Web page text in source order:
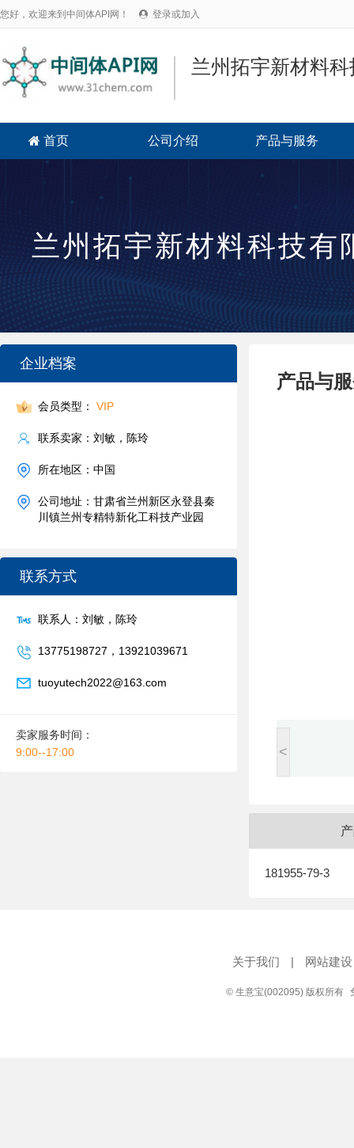
您好，欢迎来到中间体API网！  登录或加入
兰州拓宇新材料
 首页 公司介绍 产品与服务
兰州拓宇新材料科技有
企业档案
会员类型： VIP
联系卖家：刘敏，陈玲
所在地区：中国
公司地址：甘肃省兰州新区永登县秦
川镇兰州专精特新化工科技产业园
联系方式
联系人：刘敏，陈玲
13775198727，13921039671
tuoyutech2022@163.com
卖家服务时间：
9:00--17:00
产品与
<
181955-79-3
关于我们 | 网站建设
© 生意宝(002095) 版权所有